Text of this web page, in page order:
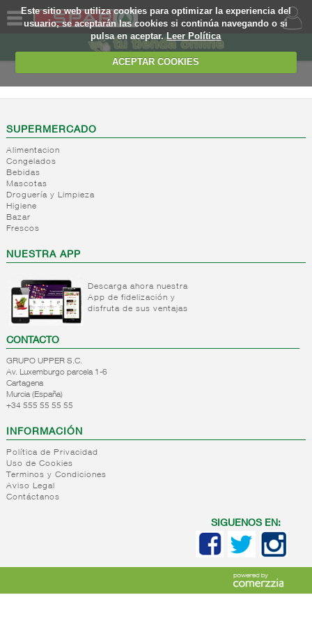
Este sitio web utiliza cookies para optimizar la experiencia del
usuario, se aceptarán las cookies si continúa navegando o si
pulsa en aceptar.Leer Política
ACEPTAR COOKIES
SOMOS
WEB
EJEMPLO
SUPERMERCADO
Alimentacion
Congelados
Bebidas
Mascotas
Droguería y Limpieza
Higiene
Bazar
Frescos
NUESTRA APP
Descarga ahora nuestra
App de fidelización y
disfruta de sus ventajas
CONTACTO
GRUPO UPPER S.C.
Av. Luxemburgo parcela 1-6
Cartagena
Murcia (España)
+34 555 55 55 55
INFORMACIÓN
Política de Privacidad
Uso de Cookies
Terminos y Condiciones
Aviso Legal
Contáctanos
SIGUENOS EN: